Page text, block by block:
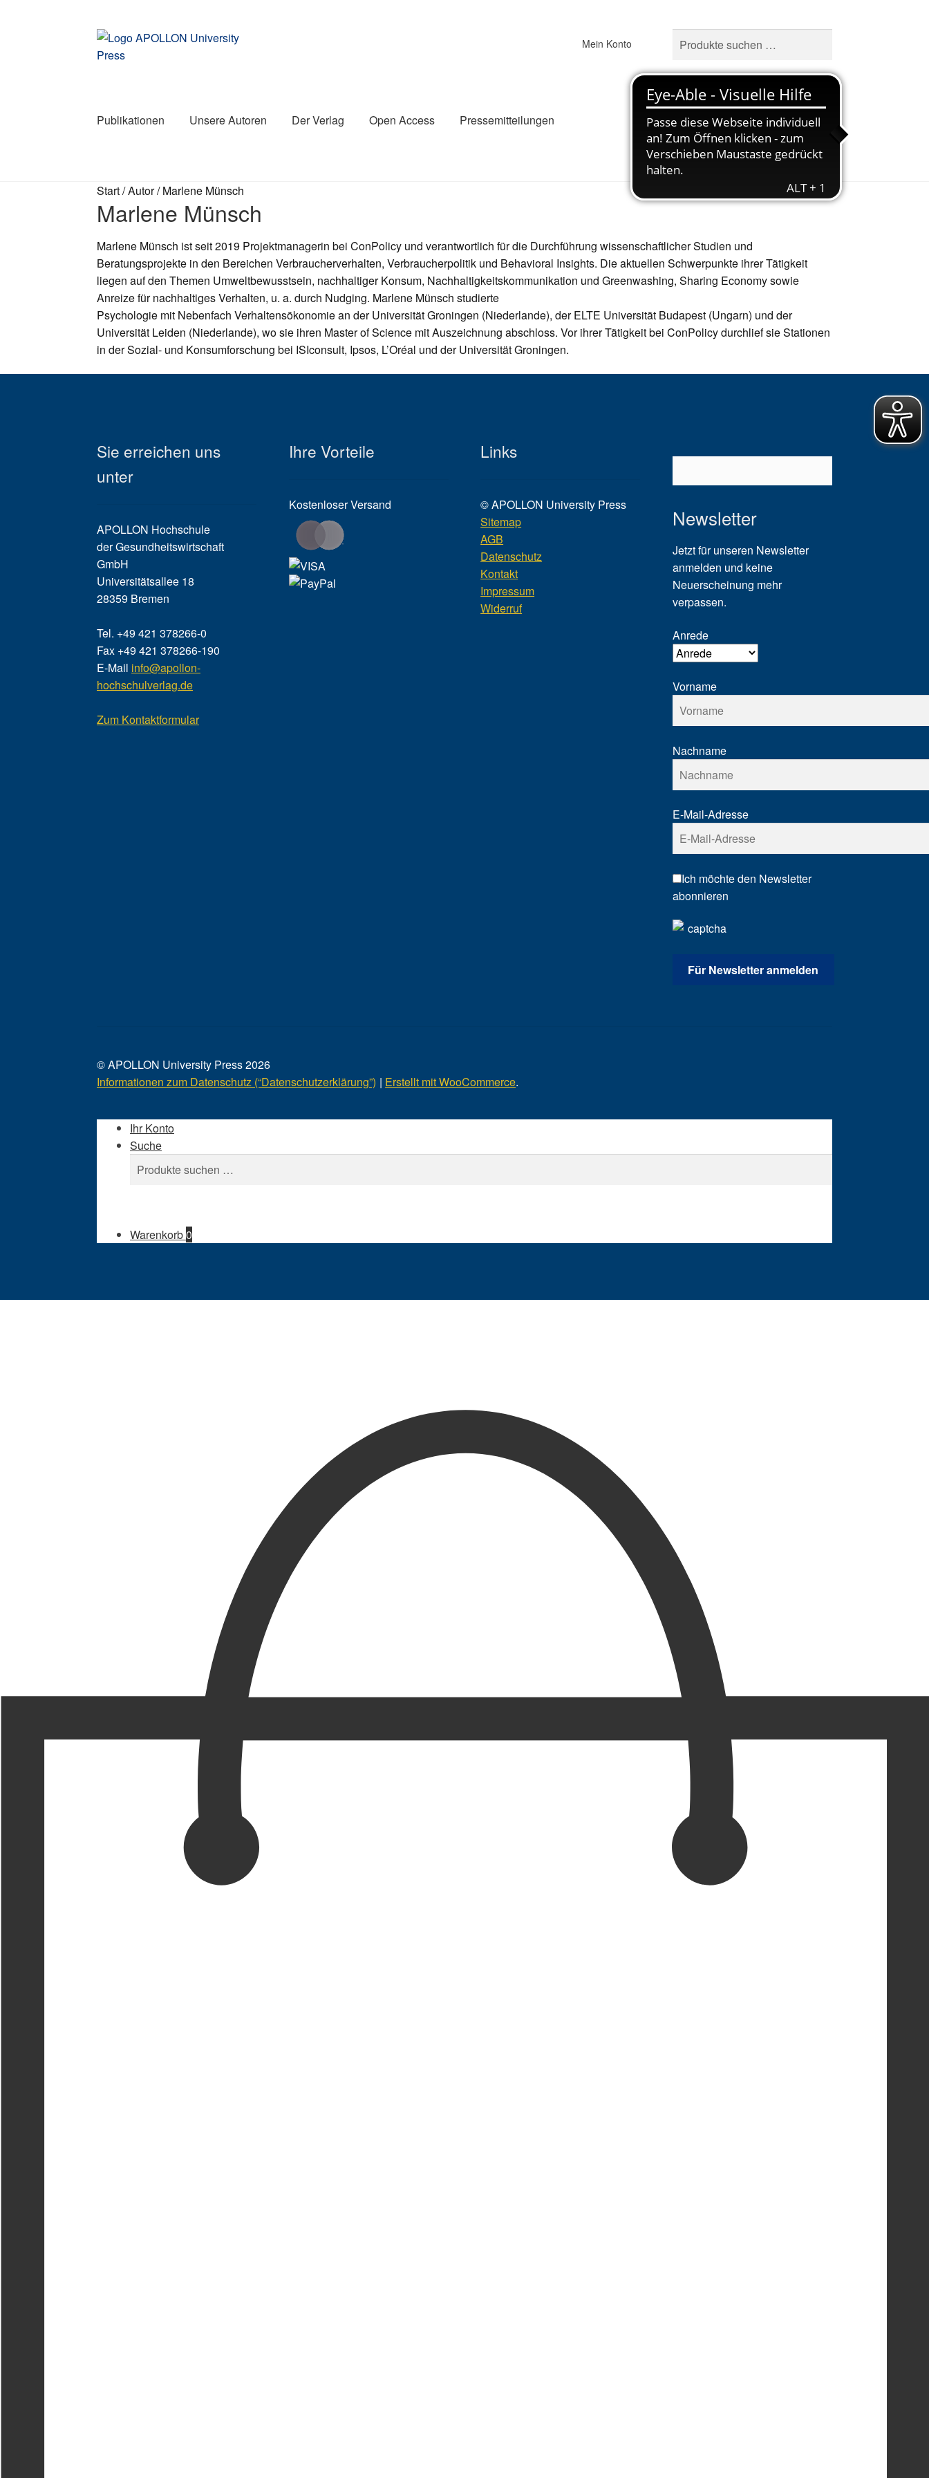
Zur
Navigation
Zum
Inhalt
Mein Konto
Suchen
nach:
Suchen
Publikationen Unsere Autoren Der Verlag Open Access Pressemitteilungen
0,00€0 Artikel
Start/Autor/Marlene Münsch
Marlene Münsch
Marlene Münsch ist seit 2019 Projektmanagerin bei ConPolicy und verantwortlich für die Durchführung wissenschaftlicher Studien und
Beratungsprojekte in den Bereichen Verbraucherverhalten, Verbraucherpolitik und Behavioral Insights. Die aktuellen Schwerpunkte ihrer Tätigkeit
liegen auf den Themen Umweltbewusstsein, nachhaltiger Konsum, Nachhaltigkeitskommunikation und Greenwashing, Sharing Economy sowie
Anreize für nachhaltiges Verhalten, u. a. durch Nudging. Marlene Münsch studierte
Psychologie mit Nebenfach Verhaltensökonomie an der Universität Groningen (Niederlande), der ELTE Universität Budapest (Ungarn) und der
Universität Leiden (Niederlande), wo sie ihren Master of Science mit Auszeichnung abschloss. Vor ihrer Tätigkeit bei ConPolicy durchlief sie Stationen
in der Sozial- und Konsumforschung bei ISIconsult, Ipsos, L’Oréal und der Universität Groningen.
Sie erreichen uns
unter
APOLLON Hochschule
der Gesundheitswirtschaft
GmbH
Universitätsallee 18
28359 Bremen
Tel. +49 421 378266-0
Fax +49 421 378266-190
E-Mail info@apollon-
hochschulverlag.de
Zum Kontaktformular
Ihre Vorteile
Kostenloser Versand
Links
© APOLLON University Press
Sitemap
AGB
Datenschutz
Kontakt
Impressum
Widerruf
Newsletter
Jetzt für unseren Newsletter
anmelden und keine
Neuerscheinung mehr
verpassen.
Anrede
Vorname
Nachname
E-Mail-Adresse
Ich möchte den Newsletter
abonnieren
© APOLLON University Press 2026
Informationen zum Datenschutz (“Datenschutzerklärung”)
Erstellt mit WooCommerce.
Ihr Konto
Suche
Suchen
nach:
Suchen
Warenkorb0